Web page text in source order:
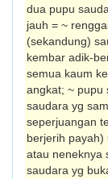
dua pupu
jauh = ~
(sekandung)
kembar adik-
semua kaum
angkat; ~ pupu
saudara yg
seperjuangan
berjerih payah)
atau neneknya
saudara yg